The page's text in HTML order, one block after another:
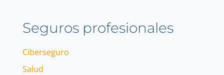
Seguros profesionales
Ciberseguro
Salud